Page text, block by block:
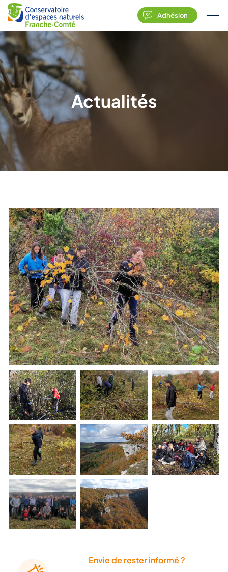
Adhésion
Actualités
Envie de rester informé ?